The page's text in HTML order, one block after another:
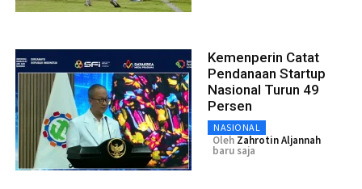
Kemenperin Catat
Pendanaan Startup
Nasional Turun 49
Persen
NASIONAL
Oleh Zahrotin Aljannah
baru saja